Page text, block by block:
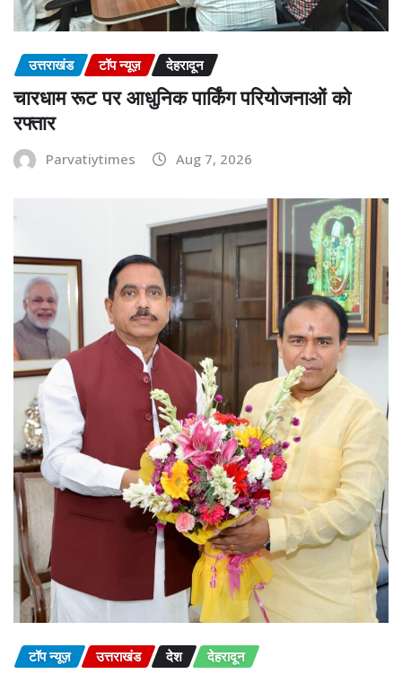
उत्तराखंड टॉप न्यूज़ देहरादून
चारधाम रूट पर आधुनिक पार्किंग परियोजनाओं को
रफ्तार
Parvatiytimes Aug 7, 2026
टॉप न्यूज़ उत्तराखंड देश देहरादून